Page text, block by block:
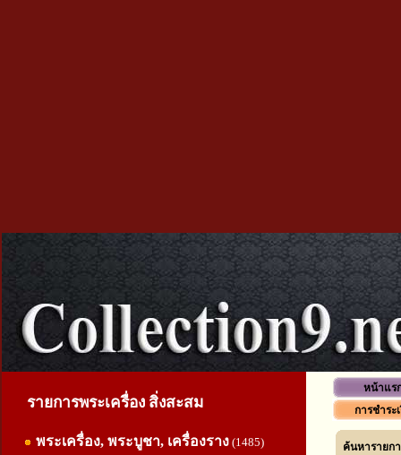
รายการพระเครื่อง สิ่งสะสม
พระเครื่อง, พระบูชา, เครื่องราง (1485)
หน้าแร
การชำระ
ค้นหารายก